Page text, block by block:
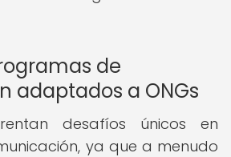
de
adaptados a ONGs
desafíos únicos en
ya que a menudo